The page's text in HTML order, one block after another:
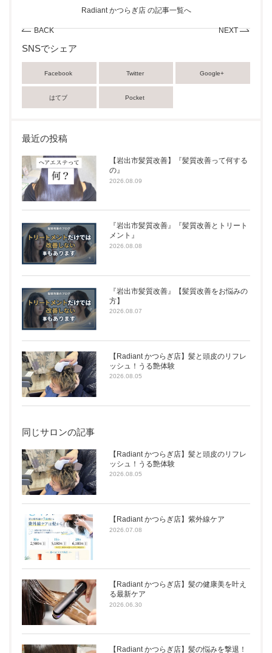
BACK
Radiant かつらぎ店 の記事一覧へ
NEXT
SNSでシェア
Facebook Twitter Google+
はてブ Pocket
最近の投稿
【岩出市髪質改善】『髪質改善って何する
の』
2026.08.09
『岩出市髪質改善』『髪質改善とトリート
メント』
2026.08.08
『岩出市髪質改善』【髪質改善をお悩みの
方】
2026.08.07
【Radiant かつらぎ店】髪と頭皮のリフレ
ッシュ！うる艶体験
2026.08.05
同じサロンの記事
【Radiant かつらぎ店】髪と頭皮のリフレ
ッシュ！うる艶体験
2026.08.05
【Radiant かつらぎ店】紫外線ケア
2026.07.08
【Radiant かつらぎ店】髪の健康美を叶え
る最新ケア
2026.06.30
【Radiant かつらぎ店】髪の悩みを撃退！